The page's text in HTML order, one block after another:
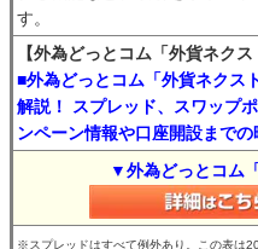
す。
【外為どっとコム「外貨ネク
■外為どっとコム「外貨ネクス
解説！ スプレッド、スワップ
ンペーン情報や口座開設までの
▼外為どっとコム
※スプレッドはすべて例外あり。この表は